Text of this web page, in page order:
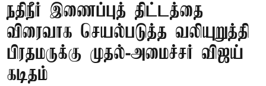
நதிநீர் இணைப்புத் திட்டத்தை
விரைவாக செயல்படுத்த வலியுறுத்தி
பிரதமருக்கு முதல்-அமைச்சர் விஜய்
கடிதம்